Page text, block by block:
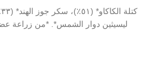
ليسيثين دوار الشمس*. *من زراعة